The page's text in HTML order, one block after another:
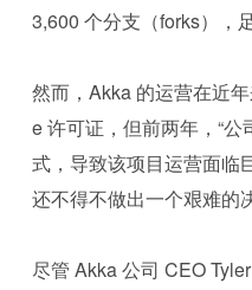
3,600 个分支（forks），
然而，Akka 的运营在近
e 许可证，但前两年，“
式，导致该项目运营面临
还不得不做出一个艰难的
尽管 Akka 公司 CEO